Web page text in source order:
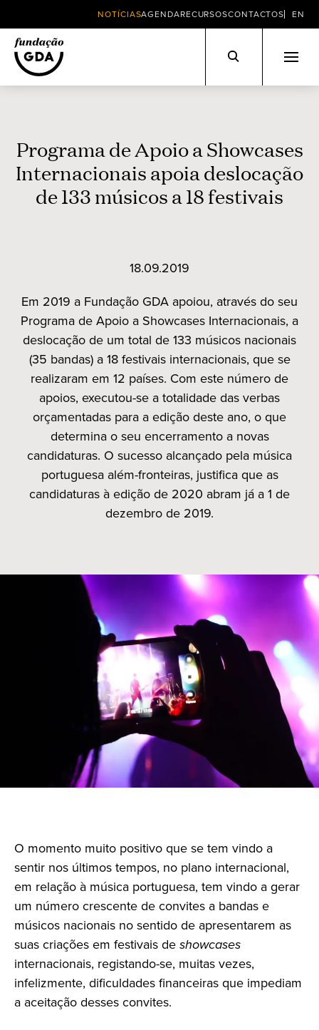
NOTÍCIASAGENDARECURSOSCONTACTOS EN
Programa de Apoio a Showcases
Internacionais apoia deslocação
de 133 músicos a 18 festivais
18.09.2019
Em 2019 a Fundação GDA apoiou, através do seu
Programa de Apoio a Showcases Internacionais, a
deslocação de um total de 133 músicos nacionais
(35 bandas) a 18 festivais internacionais, que se
realizaram em 12 países. Com este número de
apoios, executou-se a totalidade das verbas
orçamentadas para a edição deste ano, o que
determina o seu encerramento a novas
candidaturas. O sucesso alcançado pela música
portuguesa além-fronteiras, justifica que as
candidaturas à edição de 2020 abram já a 1 de
dezembro de 2019.
O momento muito positivo que se tem vindo a
sentir nos últimos tempos, no plano internacional,
em relação à música portuguesa, tem vindo a gerar
um número crescente de convites a bandas e
músicos nacionais no sentido de apresentarem as
suas criações em festivais deshowcases
internacionais, registando-se, muitas vezes,
infelizmente, dificuldades financeiras que impediam
a aceitação desses convites.